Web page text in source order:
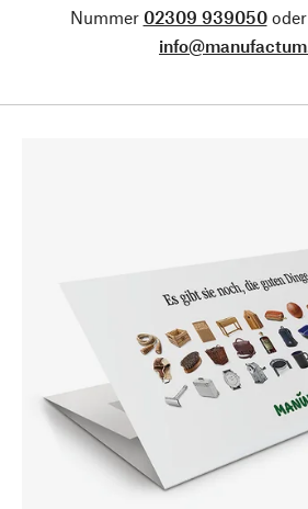
Nummer 02309 939050oder